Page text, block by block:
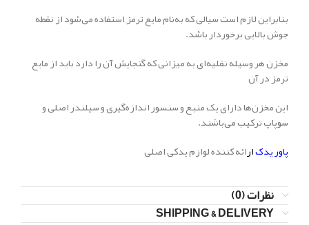
بنابراین لازم است سیالی که به‌نام مایع ترمز استفاده می‌شود از نقطه
جوش بالایی برخوردار باشد.
مخزن هر وسیله نقلیه‌ای به میزانی که گنجایش آن را دارد باید از مایع
ترمز در آن
این مخزن‌ها دارای یک منبع و سنسور اندازه‌گیری و سیلندر اصلی و
سوپاپ ترکیب می‌باشند.
پاور یدکارائه کننده لوازم یدکی اصلی
نظرات (0)
SHIPPING & DELIVERY